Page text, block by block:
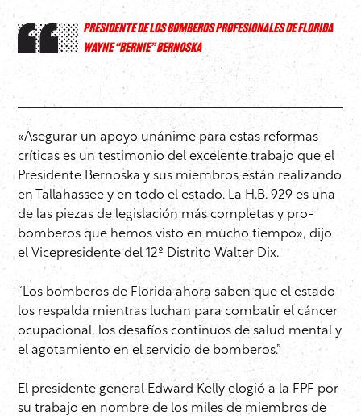
PRESIDENTE DE LOS BOMBEROS PROFESIONALES DE FLORIDA
WAYNE “BERNIE” BERNOSKA
«Asegurar un apoyo unánime para estas reformas
críticas es un testimonio del excelente trabajo que el
Presidente Bernoska y sus miembros están realizando
en Tallahassee y en todo el estado. La H.B. 929 es una
de las piezas de legislación más completas y pro-
bomberos que hemos visto en mucho tiempo», dijo
el Vicepresidente del 12º Distrito Walter Dix.
“Los bomberos de Florida ahora saben que el estado
los respalda mientras luchan para combatir el cáncer
ocupacional, los desafíos continuos de salud mental y
el agotamiento en el servicio de bomberos.”
El presidente general Edward Kelly elogió a la FPF por
su trabajo en nombre de los miles de miembros de